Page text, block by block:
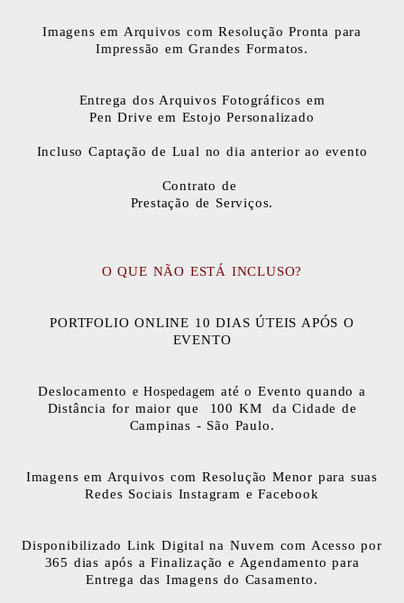
Imagens em Arquivos com Resolução Pronta para
Impressão em Grandes Formatos.
Entrega dos Arquivos Fotográficos em
Pen Drive em Estojo Personalizado
Incluso Captação de Lual no dia anterior ao evento
Contrato de
Prestação de Serviços.
O QUE NÃO ESTÁ INCLUSO?
PORTFOLIO ONLINE 10 DIAS ÚTEIS APÓS O
EVENTO
Deslocamento e Hospedagem até o Evento quando a
Distância for maior que 100 KM da Cidade de
Campinas - São Paulo.
Imagens em Arquivos com Resolução Menor para suas
Redes Sociais Instagram e Facebook
Disponibilizado Link Digital na Nuvem com Acesso por
365 dias após a Finalização e Agendamento para
Entrega das Imagens do Casamento.